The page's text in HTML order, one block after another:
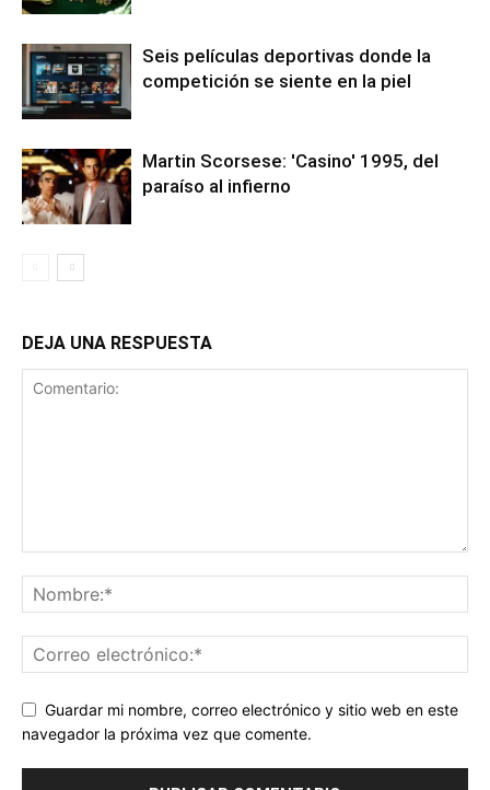
Seis películas deportivas donde la
competición se siente en la piel
Martin Scorsese: 'Casino' 1995, del
paraíso al infierno
DEJA UNA RESPUESTA
Guardar mi nombre, correo electrónico y sitio web en este
navegador la próxima vez que comente.